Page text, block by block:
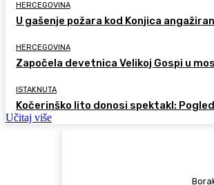
HERCEGOVINA
U gašenje požara kod Konjica
HERCEGOVINA
Započela devetnica Velikoj Gospi u
ISTAKNUTA
Kočerinško lito donosi spektakl:
Učitaj više